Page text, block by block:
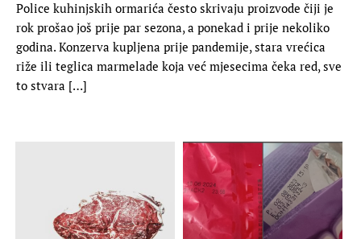
Police kuhinjskih ormarića često skrivaju proizvode čiji je
rok prošao još prije par sezona, a ponekad i prije nekoliko
godina. Konzerva kupljena prije pandemije, stara vrećica
riže ili teglica marmelade koja već mjesecima čeka red, sve
to stvara […]